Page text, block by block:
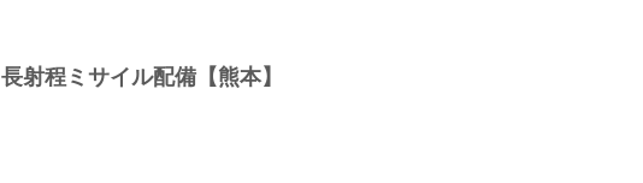
長射程ミサイル配備【熊本】